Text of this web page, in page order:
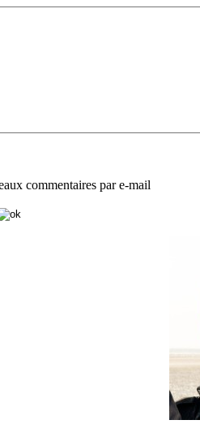
commentaires par e-mail